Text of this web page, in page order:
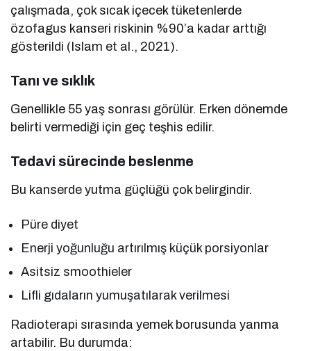
çalışmada, çok sıcak içecek tüketenlerde
özofagus kanseri riskinin %90’a kadar arttığı
gösterildi (Islam et al., 2021).
Tanı ve sıklık
Genellikle 55 yaş sonrası görülür. Erken dönemde
belirti vermediği için geç teşhis edilir.
Tedavi sürecinde beslenme
Bu kanserde yutma güçlüğü çok belirgindir.
Püre diyet
Enerji yoğunluğu artırılmış küçük porsiyonlar
Asitsiz smoothieler
Lifli gıdaların yumuşatılarak verilmesi
Radioterapi sırasında yemek borusunda yanma
artabilir. Bu durumda: